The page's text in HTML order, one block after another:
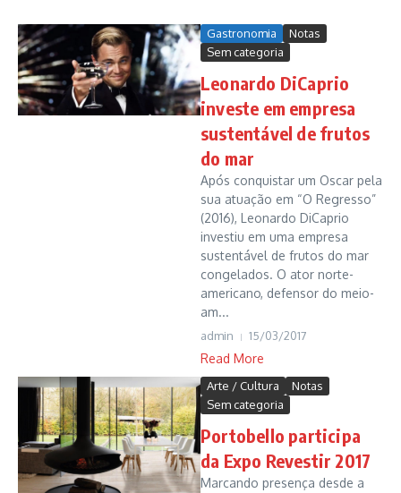
Gastronomia
Notas
Sem categoria
Leonardo DiCaprio
investe em empresa
sustentável de frutos
do mar
Após conquistar um Oscar pela
sua atuação em “O Regresso”
(2016), Leonardo DiCaprio
investiu em uma empresa
sustentável de frutos do mar
congelados. O ator norte-
americano, defensor do meio-
am...
admin 15/03/2017
Read More
Arte / Cultura
Notas
Sem categoria
Portobello participa
da Expo Revestir 2017
Marcando presença desde a